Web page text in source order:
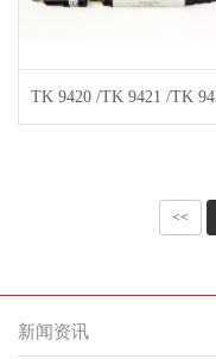
<<
新闻资讯